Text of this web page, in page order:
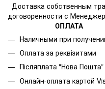
Доставка собственным
договоренности с
ОПЛАТА
Наличными при
Оплата за реквізитами
Післяплата "Нова Пошта"
Онлайн-оплата картой